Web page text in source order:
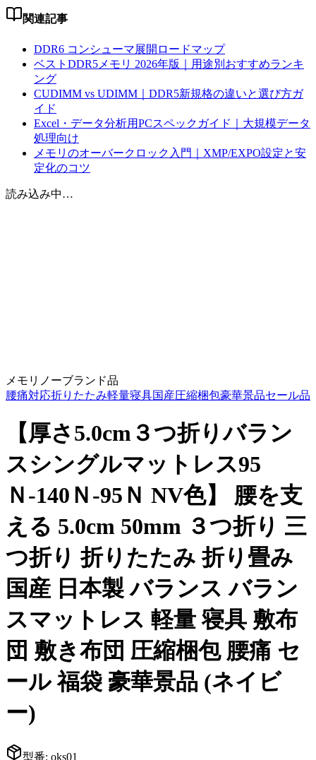
関連記事
DDR6 コンシューマ展開ロードマップ
ベストDDR5メモリ 2026年版｜用途別おすすめランキ
ング
CUDIMM vs UDIMM｜DDR5新規格の違いと選び方ガ
イド
Excel・データ分析用PCスペックガイド｜大規模データ
処理向け
メモリのオーバークロック入門｜XMP/EXPO設定と安
定化のコツ
読み込み中…
メモリ ノーブランド品
腰痛対応折りたたみ軽量寝具国産圧縮梱包豪華景品セール品
【厚さ5.0cm３つ折りバラン
スシングルマットレス95
Ｎ-140Ｎ-95Ｎ NV色】 腰を支
える 5.0cm 50mm ３つ折り 三
つ折り 折りたたみ 折り畳み
国産 日本製 バランス バラン
スマットレス 軽量 寝具 敷布
団 敷き布団 圧縮梱包 腰痛 セ
ール 福袋 豪華景品 (ネイビ
ー)
型番: oks01